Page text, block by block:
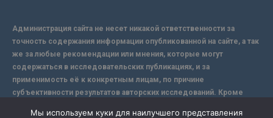
Администрация сайта не несет никакой ответственности за
точность содержания информации опубликованной на сайте, а так
же за любые рекомендации или мнения, которые могут
содержаться в исследовательских публикациях, и за
применимость её к конкретным лицам, по причине
субъективности результатов авторских исследований. Кроме
Мы используем куки для наилучшего представления